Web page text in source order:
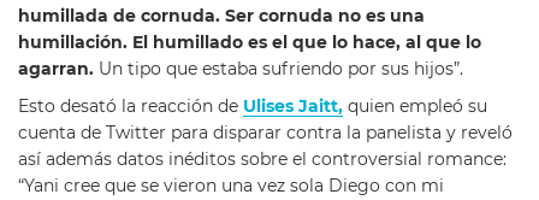
humillada de cornuda. Ser cornuda no es una
humillación. El humillado es el que lo hace, al que lo
agarran. Un tipo que estaba sufriendo por sus hijos”.
Esto desató la reacción de Ulises Jaitt, quien empleó su
cuenta de Twitter para disparar contra la panelista y reveló
así además datos inéditos sobre el controversial romance:
“Yani cree que se vieron una vez sola Diego con mi